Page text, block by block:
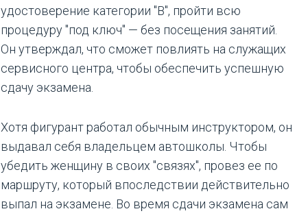
удостоверение категории "В", пройти всю
процедуру "под ключ" — без посещения занятий.
Он утверждал, что сможет повлиять на служащих
сервисного центра, чтобы обеспечить успешную
сдачу экзамена.
Хотя фигурант работал обычным инструктором, он
выдавал себя владельцем автошколы. Чтобы
убедить женщину в своих "связях", провез ее по
маршруту, который впоследствии действительно
выпал на экзамене. Во время сдачи экзамена сам